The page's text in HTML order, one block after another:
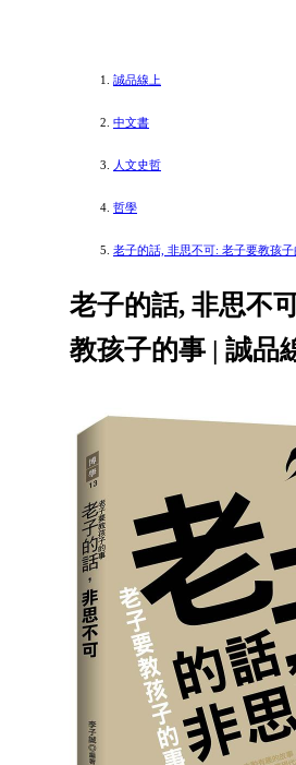
誠品線上
中文書
人文史哲
哲學
老子的話, 非思不可: 老子要教孩子
老子的話, 非思不
教孩子的事 | 誠品